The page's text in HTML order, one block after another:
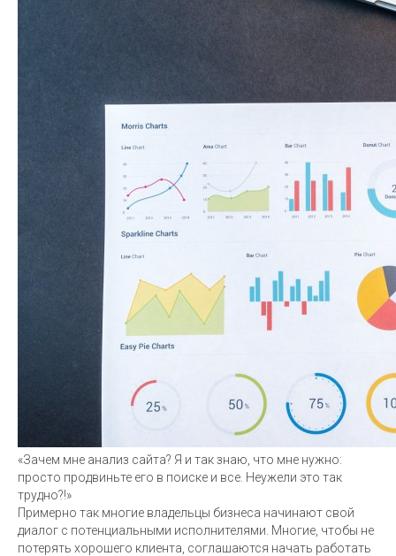
«Зачем мне анализ сайта? Я и так знаю, что мне нужно:
просто продвиньте его в поиске и все. Неужели это так
трудно?!»
Примерно так многие владельцы бизнеса начинают свой
диалог с потенциальными исполнителями. Многие, чтобы не
потерять хорошего клиента, соглашаются начать работать